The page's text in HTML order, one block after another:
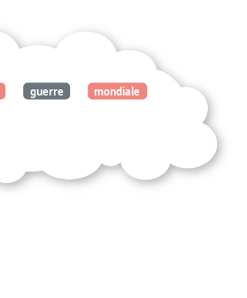
guerre mondiale